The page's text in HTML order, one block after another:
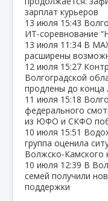
зарплат курьеров
13 июля 15:43
ИТ‑соревнование
13 июля 11:34 В
расширены
12 июля 15:27
Волгоградской
продлены до конца
11 июля 15:18
федерального
из ЮФО и СКФО
10 июля 15:51
группа оценила
Волжско‑Камского
10 июля 12:39 В
семей получили
поддержки